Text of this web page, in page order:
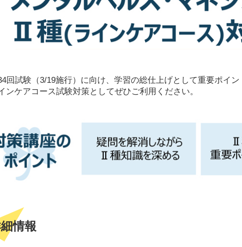
回試験（3/19施行）に向け、学習の総仕上げとして重要ポイ
ンケアコース試験対策としてぜひご利用ください。
情報